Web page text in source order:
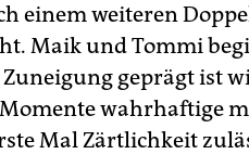
einem weiteren
Maik und Tommi
geprägt ist
wahrhaftige
Mal Zärtlichkeit